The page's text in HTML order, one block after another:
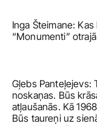
Inga Šteimane:
“Monumenti”
Gļebs Panteļejevs:
noskaņas. Būs
atļaušanās. Kā
Būs taureņi uz